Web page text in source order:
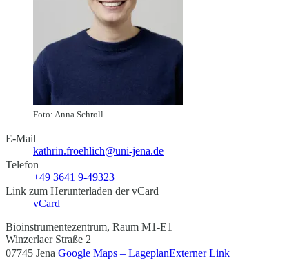
Foto: Anna Schroll
E-Mail
kathrin.froehlich@uni-jena.de
Telefon
+49 3641 9-49323
Link zum Herunterladen der vCard
vCard
Bioinstrumentezentrum, Raum M1-E1
Winzerlaer Straße 2
07745 Jena Google Maps – LageplanExterner Link